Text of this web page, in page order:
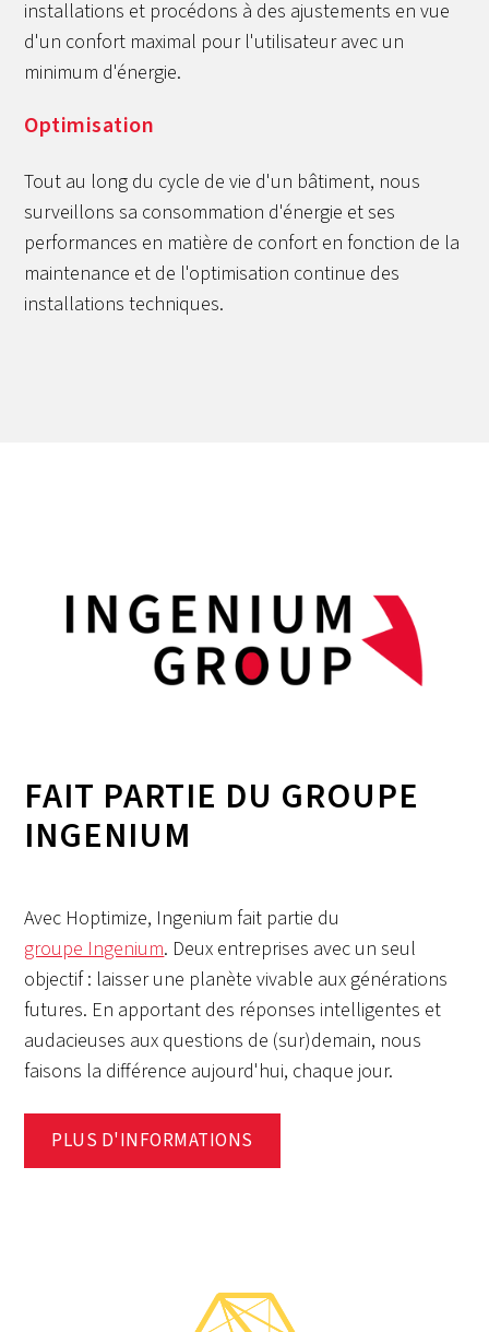
installations et procédons à des ajustements en vue
d'un confort maximal pour l'utilisateur avec un
minimum d'énergie.
Optimisation
Tout au long du cycle de vie d'un bâtiment, nous
surveillons sa consommation d'énergie et ses
performances en matière de confort en fonction de la
maintenance et de l'optimisation continue des
installations techniques.
FAIT PARTIE DU GROUPE
INGENIUM
Avec Hoptimize, Ingenium fait partie du
groupe Ingenium. Deux entreprises avec un seul
objectif : laisser une planète vivable aux générations
futures. En apportant des réponses intelligentes et
audacieuses aux questions de (sur)demain, nous
faisons la différence aujourd'hui, chaque jour.
PLUS D'INFORMATIONS